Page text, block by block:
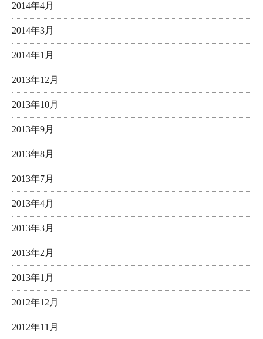
2014年4月
2014年3月
2014年1月
2013年12月
2013年10月
2013年9月
2013年8月
2013年7月
2013年4月
2013年3月
2013年2月
2013年1月
2012年12月
2012年11月